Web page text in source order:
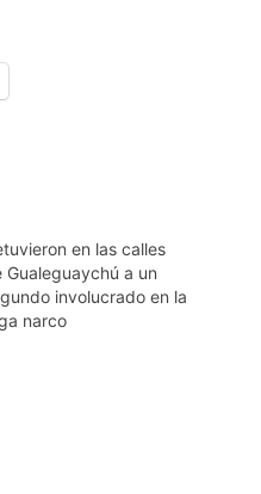
en las calles
Gualeguaychú a un
involucrado en la
narco